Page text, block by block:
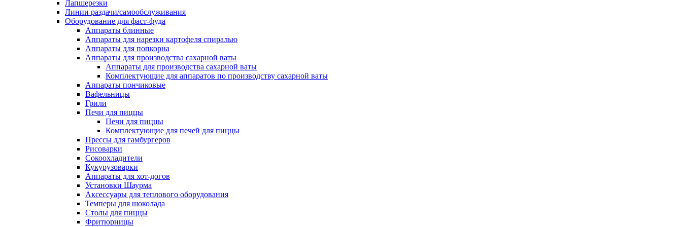
Лапшерезки
Линии раздачи/самообслуживания
Оборудование для фаст-фуда
Аппараты блинные
Аппараты для нарезки картофеля спиралью
Аппараты для попкорна
Аппараты для производства сахарной ваты
Аппараты для производства сахарной ваты
Комплектующие для аппаратов по производству сахарной ваты
Аппараты пончиковые
Вафельницы
Грили
Печи для пиццы
Печи для пиццы
Комплектующие для печей для пиццы
Прессы для гамбургеров
Рисоварки
Сокоохладители
Кукурузоварки
Аппараты для хот-догов
Установки Шаурма
Аксессуары для теплового оборудования
Темперы для шоколада
Столы для пиццы
Фритюрницы